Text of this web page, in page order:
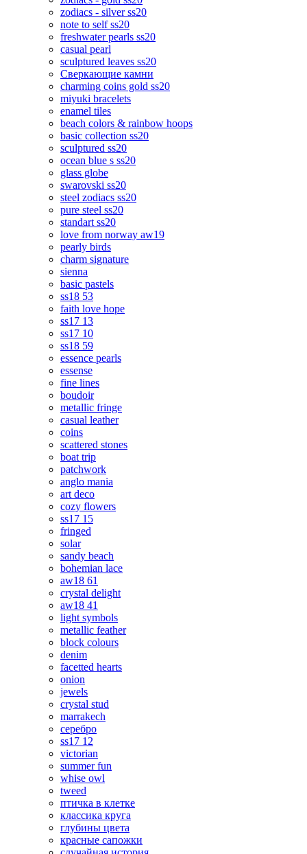
zodiacs - silver ss20
note to self ss20
freshwater pearls ss20
casual pearl
sculptured leaves ss20
Сверкающие камни
charming coins gold ss20
miyuki bracelets
enamel tiles
beach colors & rainbow hoops
basic collection ss20
sculptured ss20
ocean blue s ss20
glass globe
swarovski ss20
steel zodiacs ss20
pure steel ss20
standart ss20
love from norway aw19
pearly birds
charm signature
sienna
basic pastels
ss18 53
faith love hope
ss17 13
ss17 10
ss18 59
essence pearls
essense
fine lines
boudoir
metallic fringe
casual leather
coins
scattered stones
boat trip
patchwork
anglo mania
art deco
cozy flowers
ss17 15
fringed
solar
sandy beach
bohemian lace
aw18 61
crystal delight
aw18 41
light symbols
metallic feather
block colours
denim
facetted hearts
onion
jewels
crystal stud
marrakech
серебро
ss17 12
victorian
summer fun
whise owl
tweed
птичка в клетке
классика круга
глубины цвета
красные сапожки